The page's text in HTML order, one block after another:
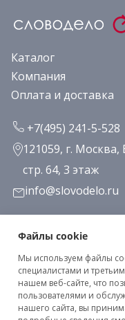
Каталог
Компания
Оплата и доставка
+7(495) 241-5-528
121059, г.
стр. 64, 3 этаж
info@slovodelo.ru
Заказать
Подписаться на
Клиентское
Файлы cookie
Мы используем файлы
специалистами и
нашем веб-сайте, что
пользователями и
нашего сайта, вы